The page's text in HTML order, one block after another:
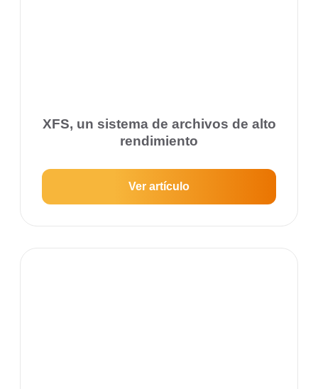
XFS, un sistema de archivos de alto
rendimiento
Ver artículo